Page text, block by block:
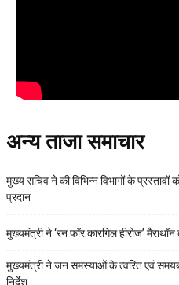
अन्य ताजा समाचार
मुख्य सचिव ने की विभिन्न विभागों के प्रस्तावों
प्रदान
मुख्यमंत्री ने ‘रन फॉर कारगिल हीरोज’ मैराथॉन
मुख्यमंत्री ने जन समस्याओं के त्वरित एवं
निर्देश